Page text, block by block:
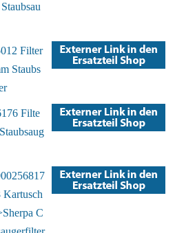
Filter
Staubs
Filte
Kartusch
C